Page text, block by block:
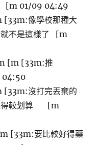
01/09 04:49
像學校那種大
就不是這樣了 [m
[m [33m:推
沒打完丟棄的
得較划算 [m
[33m:要比較好得藥